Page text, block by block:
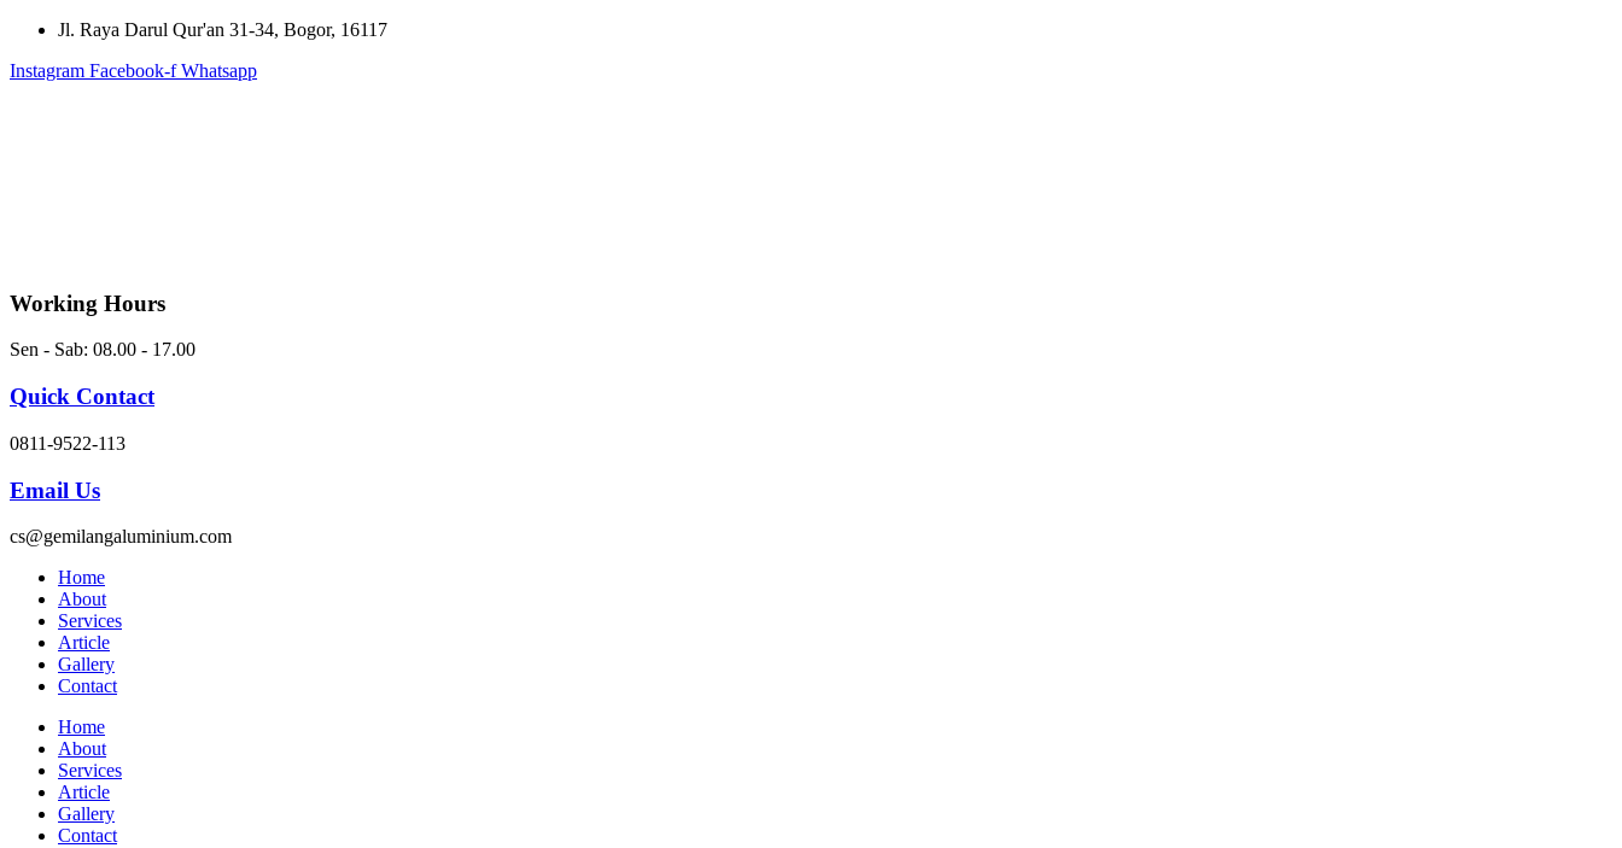
Skip
content
Jl. Raya Darul Qur'an 31-34, Bogor, 16117
Instagram Facebook-f Whatsapp
Working Hours
Sen - Sab: 08.00 - 17.00
Quick Contact
0811-9522-113
Email Us
cs@gemilangaluminium.com
Home
About
Services
Article
Gallery
Contact
Home
About
Services
Article
Gallery
Contact